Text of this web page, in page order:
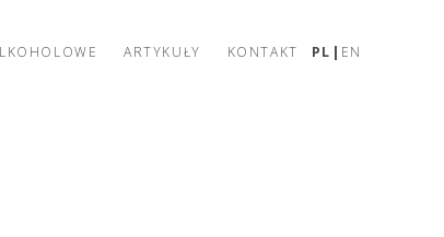
ARTYKUŁY KONTAKT PL EN